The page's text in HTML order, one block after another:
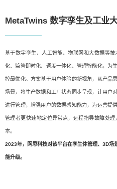
MetaTwins 数字孪生及工业
基于数字孪生、人工智能、物联网和大数据等
化、监管即时化、调度一体化、管理智能化，为
控最优化。方案基于用户体验的新视角，从产品
场景，将生产数据和工厂状态同步呈现，让用户
进行管理，增强用户的数据感知能力，为运营提
管理者更快速地定位异常点，远程指导故障处
本。
2023年，网思科技对该平台在孪生体管理、3D
能升级。